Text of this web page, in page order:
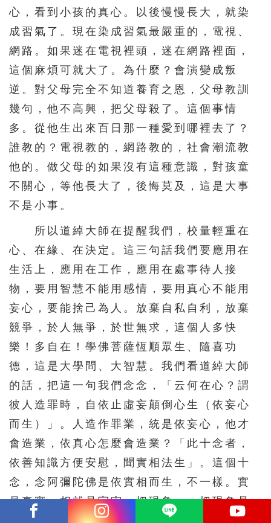
心，看到小孩的真心。以後慢慢長大，就染
成習氣了。現在染成習氣最嚴重的，電視、
網路。如果迷在電視裡頭，迷在網路裡面，
這個麻煩可就大了。為什麼？會演變成叛
逆。對父母完全不知道養育之恩，父母教訓
幾句，他不高興，把父母殺了。這個事情
多。從他生出來百日那一種愛到哪裡去了？
誰教的？電視教的，網路教的，社會潮流教
他的。做父母的如果沒有這種意識，對孩童
不關心，等他長大了，後悔莫及，這是大事
不是小事。
所以道綽大師在提醒我們，校量輕重在
心、在緣、在決定。這三句話我們要應用在
生活上，應用在工作，應用在處事待人接
物，要用智慧不能用感情，要用真心不能用
妄心，要能捨己為人。放棄自私自利，放棄
競爭，於人無爭，於世無求，這個人多快
樂！多自在！學佛菩薩恆順眾生、隨喜功
德，這是大學問、大智慧。我們看道綽大師
的話，把這一句我們念念，「云何在心？謂
彼人造罪時，自依止虛妄顛倒心生（依妄心
而生）」。人造作罪業，統是依妄心，他才
會造業，依真心怎麼會造業？「此十念者，
依善知識方便安慰，聞實相法生」。這個十
念，念阿彌陀佛是依實相而生，不一樣。實
是真實，相就是宇宙一切現象，一切現象是